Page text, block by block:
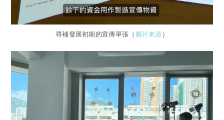
尋補發展初期的宣傳單張（ 圖片來源 ）